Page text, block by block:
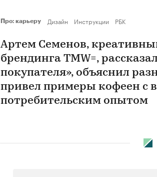
Про: карьеру Дизайн Инструкции РБК
Артем Семенов,
брендинга TMW=,
покупателя», объяснил
привел примеры кофеен с
потребительским опытом